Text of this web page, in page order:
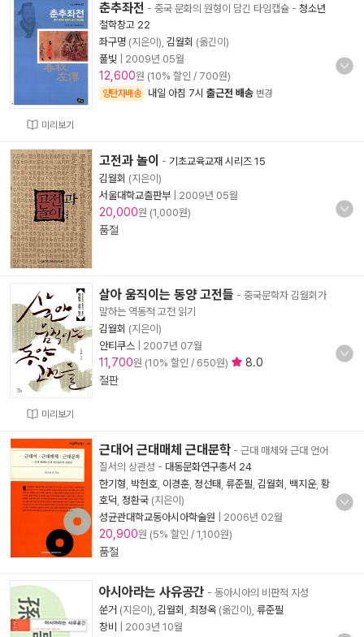
미리보기
춘추좌전 - 중국 문화의 원형이 담긴 타임캡슐 - 청소년
철학창고 22
좌구명 (지은이), 김월회 (옮긴이)
풀빛
2009년 05월
12,600원 (10% 할인 / 700원)
양탄자배송 내일 아침 7시 출근전 배송 변경
고전과 놀이 - 기초교육교재 시리즈 15
김월회 (지은이)
서울대학교출판부
2009년 05월
20,000원 (1,000원)
품절
미리보기
살아 움직이는 동양 고전들 - 중국문학자 김월회가
말하는 역동적 고전 읽기
김월회 (지은이)
안티쿠스
2007년 07월
11,700원 (10% 할인 / 650원)
8.0
절판
근대어 근대매체 근대문학 - 근대 매체와 근대 언어
질서의 상관성 - 대동문화연구총서 24
한기형 박헌호 이경훈 정선태 류준필 김월회 백지운, 황
호덕 정환국 (지은이)
성균관대학교동아시아학술원
2006년 02월
20,900원 (5% 할인 / 1,100원)
품절
아시아라는 사유공간 - 동아시아의 비판적 지성
쑨거 (지은이), 김월회 최정옥 (옮긴이), 류준필
창비
2003년 10월